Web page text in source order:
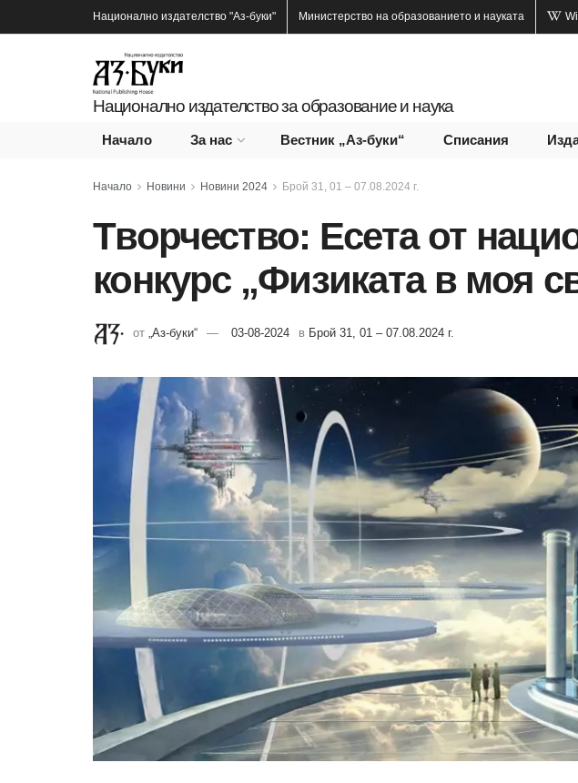
Национално издателство "Аз-буки" Министерство на образованието и науката
Национално издателство за образование и наука
Начало За нас Вестник „Аз-буки“ Списания
Начало Новини Новини 2024 Брой 31, 01 – 07.08.2024 г.
Tворчество: Есета от
конкурс „Физиката в моя
от „Аз-буки“ 03-08-2024 в Брой 31, 01 – 07.08.2024 г.